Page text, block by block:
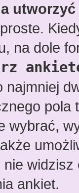
na dole
najmniej
wybrać,
nie
ankiet.